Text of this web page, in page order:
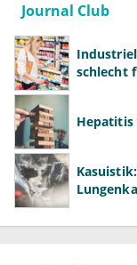
Journal Club
schlecht
Hepatitis